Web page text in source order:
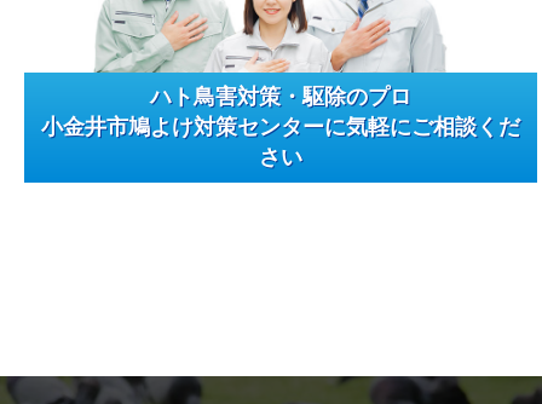
ハト鳥害対策・駆除のプロ
小金井市鳩よけ対策センターに気軽にご相談くだ
さい